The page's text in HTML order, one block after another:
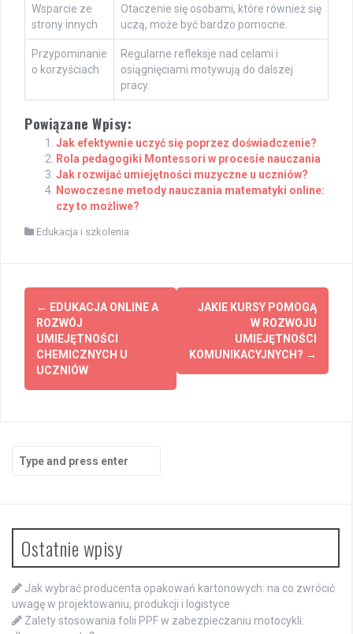
Wsparcie ze
strony innych
Otaczenie się osobami, które również się
uczą, może być bardzo pomocne.
Przypominanie
o korzyściach
Regularne refleksje nad celami i
osiągnięciami motywują do dalszej
pracy.
Powiązane Wpisy:
Jak efektywnie uczyć się poprzez doświadczenie?
Rola pedagogiki Montessori w procesie nauczania
Jak rozwijać umiejętności muzyczne u uczniów?
Nowoczesne metody nauczania matematyki online:
czy to możliwe?
Edukacja i szkolenia
Post
navigation
← EDUKACJA ONLINE A
ROZWÓJ
UMIEJĘTNOŚCI
CHEMICZNYCH U
UCZNIÓW
JAKIE KURSY POMOGĄ
W ROZWOJU
UMIEJĘTNOŚCI
KOMUNIKACYJNYCH? →
for:
Ostatnie wpisy
Jak wybrać producenta opakowań kartonowych: na co zwrócić
uwagę w projektowaniu, produkcji i logistyce
Zalety stosowania folii PPF w zabezpieczaniu motocykli: